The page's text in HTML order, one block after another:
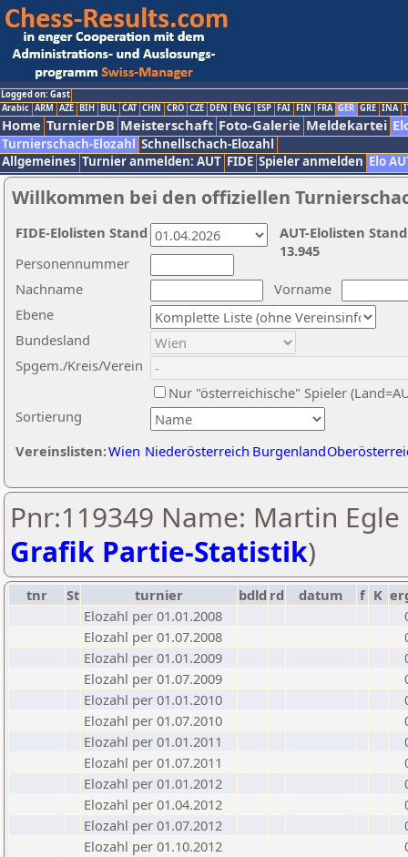
Logged on: Gast
Arabic ARM AZE BIH BUL CAT CHN CRO CZE DEN ENG ESP FAI FIN FRA GER GRE INA
Home TurnierDB Meisterschaft Foto-Galerie Meldekartei
Turnierschach-Elozahl Schnellschach-Elozahl
Allgemeines Turnier anmelden: AUT FIDE Spieler anmelden Elo
Willkommen bei den offiziellen
Nachname
Vorname
Ebene
Sortierung
Personennummer
Bundesland
Spgem./Kreis/Verein
Nur "österreichische" Spieler
Vereinslisten:Wien Niederösterreich Burgenland
AUT-Elolisten
13.945
FIDE-Elolisten Stand
Pnr:119349 Name: Martin Egle
Grafik Partie-Statistik)
tnr St turnier bdld rd datum f K
Elozahl per 01.01.2008
Elozahl per 01.07.2008
Elozahl per 01.01.2009
Elozahl per 01.07.2009
Elozahl per 01.01.2010
Elozahl per 01.07.2010
Elozahl per 01.01.2011
Elozahl per 01.07.2011
Elozahl per 01.01.2012
Elozahl per 01.04.2012
Elozahl per 01.07.2012
Elozahl per 01.10.2012